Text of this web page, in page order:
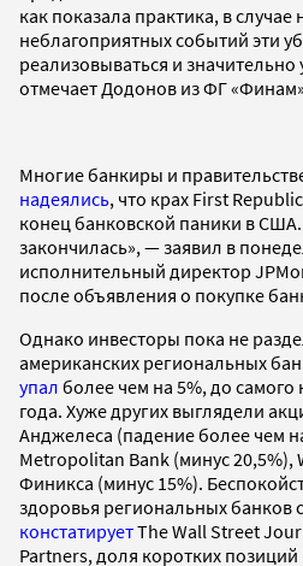
как показала практика, в случае
неблагоприятных событий эти
реализовываться и значительно
отмечает Додонов из ФГ
Многие банкиры и
надеялись, что крах First
конец банковской паники в США.
закончилась», — заявил в
исполнительный директор
после объявления о покупке
Однако инвесторы пока не
американских региональных
упал более чем на 5%, до самого
года. Хуже других выглядели
Анджелеса (падение более чем
Metropolitan Bank (минус 20,5%),
Финикса (минус 15%).
здоровья региональных банков
констатируетThe Wall Street
Partners, доля коротких позиций